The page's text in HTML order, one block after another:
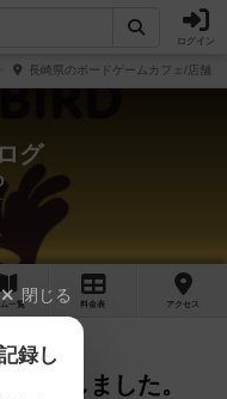
ログイン
長崎県のボードゲームカフェ/店舗
グ
一覧 料金 表 アクセス
to
ップしました。
閉じる
録し